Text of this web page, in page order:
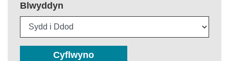
Blwyddyn
Cyflwyno